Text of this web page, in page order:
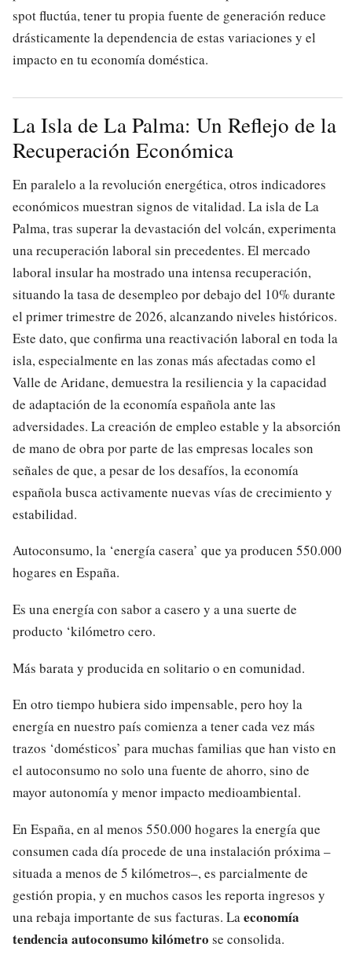
spot fluctúa, tener tu propia fuente de generación reduce
drásticamente la dependencia de estas variaciones y el
impacto en tu economía doméstica.
La Isla de La Palma: Un Reflejo de la
Recuperación Económica
En paralelo a la revolución energética, otros indicadores
económicos muestran signos de vitalidad. La isla de La
Palma, tras superar la devastación del volcán, experimenta
una recuperación laboral sin precedentes. El mercado
laboral insular ha mostrado una intensa recuperación,
situando la tasa de desempleo por debajo del 10% durante
el primer trimestre de 2026, alcanzando niveles históricos.
Este dato, que confirma una reactivación laboral en toda la
isla, especialmente en las zonas más afectadas como el
Valle de Aridane, demuestra la resiliencia y la capacidad
de adaptación de la economía española ante las
adversidades. La creación de empleo estable y la absorción
de mano de obra por parte de las empresas locales son
señales de que, a pesar de los desafíos, la economía
española busca activamente nuevas vías de crecimiento y
estabilidad.
Autoconsumo, la ‘energía casera’ que ya producen 550.000
hogares en España.
Es una energía con sabor a casero y a una suerte de
producto ‘kilómetro cero.
Más barata y producida en solitario o en comunidad.
En otro tiempo hubiera sido impensable, pero hoy la
energía en nuestro país comienza a tener cada vez más
trazos ‘domésticos’ para muchas familias que han visto en
el autoconsumo no solo una fuente de ahorro, sino de
mayor autonomía y menor impacto medioambiental.
En España, en al menos 550.000 hogares la energía que
consumen cada día procede de una instalación próxima –
situada a menos de 5 kilómetros–, es parcialmente de
gestión propia, y en muchos casos les reporta ingresos y
una rebaja importante de sus facturas. Laeconomía
tendencia autoconsumo kilómetro se consolida.